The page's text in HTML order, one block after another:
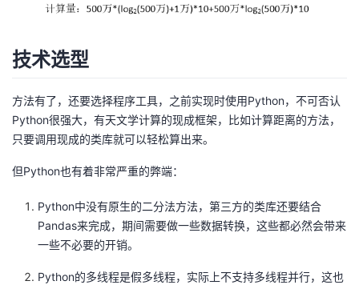
技术选型
方法有了，还要选择程序工具，之前实现时使用Python，不可否认
Python很强大，有天文学计算的现成框架，比如计算距离的方法，
只要调用现成的类库就可以轻松算出来。
但Python也有着非常严重的弊端：
Python中没有原生的二分法方法，第三方的类库还要结合
Pandas来完成，期间需要做一些数据转换，这些都必然会带来
一些不必要的开销。
Python的多线程是假多线程，实际上不支持多线程并行，这也